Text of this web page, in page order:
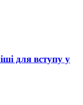
для вступу у